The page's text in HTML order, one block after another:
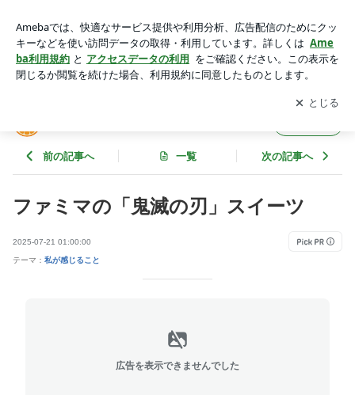
gas
アプリをダウンロードして ブログの更新通知
を受け取りまし
ょう。
開く
前の記事へ 一覧 次の記事へ
ファミマの「鬼滅の刃」スイーツ
2025-07-21 01:00:00
テーマ： 私が感じること
広告を表示できませんでした